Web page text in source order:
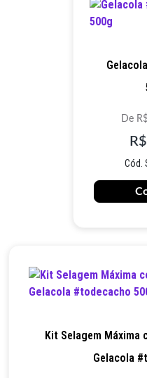
De
Cód.
Kit Selagem Máxima
Gelacola